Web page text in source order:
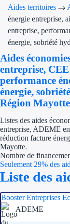
Aides territoires
énergie entreprise,
entreprise,
énergie, sobriété
Aides
entreprise,
performance
énergie,
Région Mayotte
Listes des aides
entreprise, ADEME
réduction facture
Mayotte.
Nombre de
Seulement 29% des
Liste des
Booster Entreprises
ADEME